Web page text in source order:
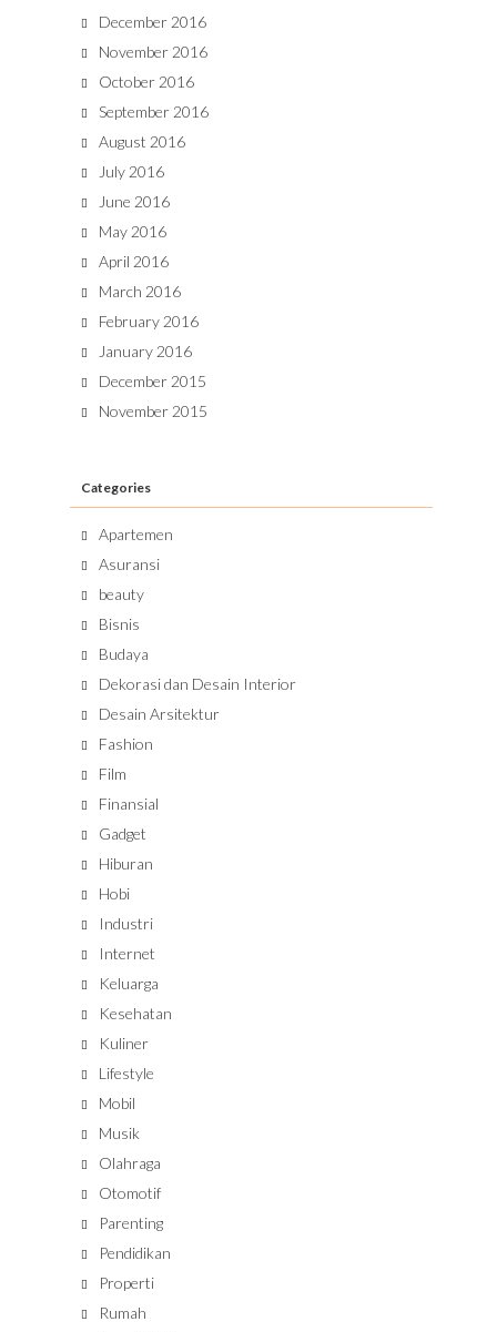
December 2016
November 2016
October 2016
September 2016
August 2016
July 2016
June 2016
May 2016
April 2016
March 2016
February 2016
January 2016
December 2015
November 2015
Categories
Apartemen
Asuransi
beauty
Bisnis
Budaya
Dekorasi dan Desain Interior
Desain Arsitektur
Fashion
Film
Finansial
Gadget
Hiburan
Hobi
Industri
Internet
Keluarga
Kesehatan
Kuliner
Lifestyle
Mobil
Musik
Olahraga
Otomotif
Parenting
Pendidikan
Properti
Rumah